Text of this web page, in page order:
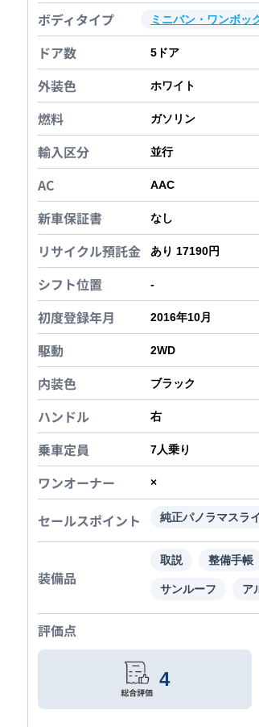
ボディタイプ ミニバン・ワンボッ
ドア数 5 ドア
外装色 ホワイト
燃料 ガソリン
輸入区分 並行
AC AAC
新車保証書 なし
リサイクル預託金 あり 17190円
シフト位置 -
初度登録年月 2016年10月
駆動 2WD
内装色 ブラック
ハンドル 右
乗車定員 7人乗り
ワンオーナー ×
セールスポイント 純正パノラマスラ
装備品
取説 整備手帳
サンルーフ ア
評価点
4